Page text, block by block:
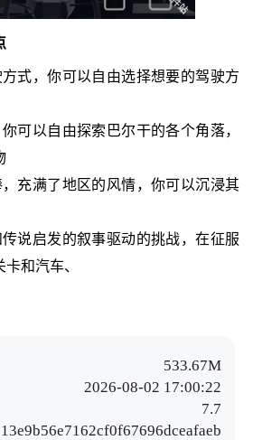
式，你可以自由选择想要的驾驶方
可以自由探索巴尔干的各个角落，
充满了地区的风情，你可以沉浸其
说启发的叙事驱动的挑战，在征服
和汽车、
533.67M
2026-08-02 17:00:22
7.7